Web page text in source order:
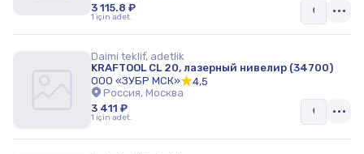
3 115.8 ₽
1 için adet.
Daimi teklif, adetlik
KRAFTOOL CL 20, лазерный нивелир (34700)
ООО «ЗУБР МСК»
4,5
Россия, Москва
3 411 ₽
1 için adet.